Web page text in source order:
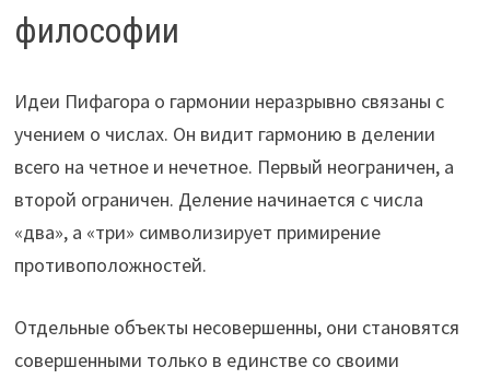
философии
Идеи Пифагора о гармонии неразрывно связаны с
учением о числах. Он видит гармонию в делении
всего на четное и нечетное. Первый неограничен, а
второй ограничен. Деление начинается с числа
«два», а «три» символизирует примирение
противоположностей.
Отдельные объекты несовершенны, они становятся
совершенными только в единстве со своими